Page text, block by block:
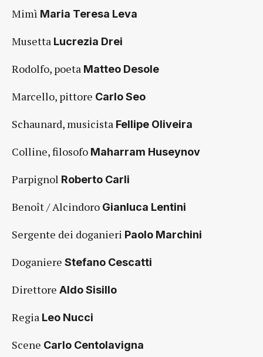
Mimì Maria Teresa Leva
Musetta Lucrezia Drei
Rodolfo, poeta Matteo Desole
Marcello, pittore Carlo Seo
Schaunard, musicista Fellipe Oliveira
Colline, filosofo Maharram Huseynov
Parpignol Roberto Carli
Benoît / Alcindoro Gianluca Lentini
Sergente dei doganieri Paolo Marchini
Doganiere Stefano Cescatti
Direttore Aldo Sisillo
Regia Leo Nucci
Scene Carlo Centolavigna